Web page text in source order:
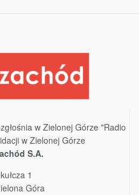
w Zielonej Górze "Radio
w Zielonej Górze
S.A.
1
Góra